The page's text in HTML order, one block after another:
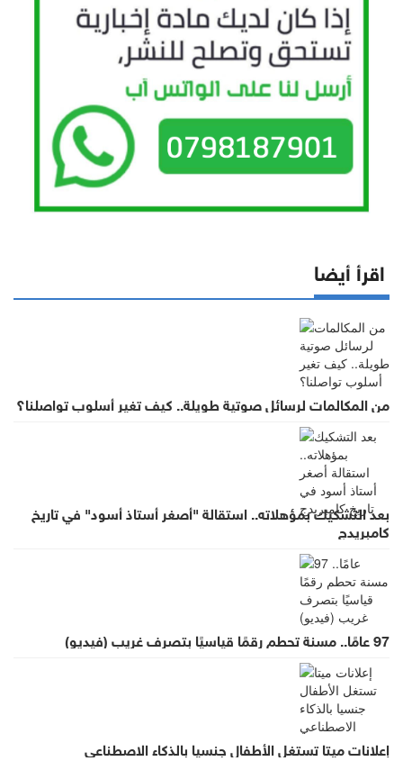
اقرأ أيضا
من المكالمات لرسائل صوتية طويلة.. كيف تغير أسلوب تواصلنا؟
بعد التشكيك بمؤهلاته.. استقالة "أصغر أستاذ أسود" في تاريخ
كامبريدج
97 عامًا.. مسنة تحطم رقمًا قياسيًا بتصرف غريب (فيديو)
إعلانات ميتا تستغل الأطفال جنسيا بالذكاء الاصطناعي